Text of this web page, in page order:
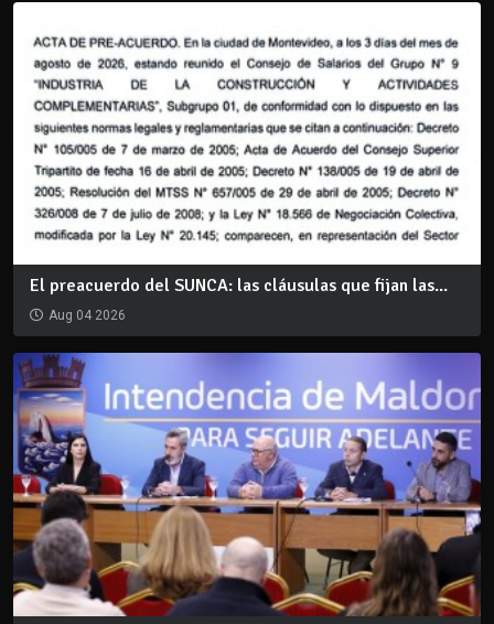
El preacuerdo del SUNCA: las cláusulas que fijan las...
Aug 04 2026